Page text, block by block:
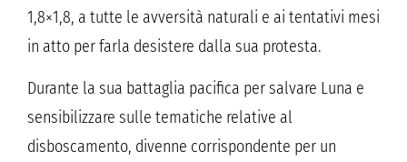
1,8×1,8, a tutte le avversità naturali e ai tentativi mesi
in atto per farla desistere dalla sua protesta.
Durante la sua battaglia pacifica per salvare Luna e
sensibilizzare sulle tematiche relative al
disboscamento, divenne corrispondente per un